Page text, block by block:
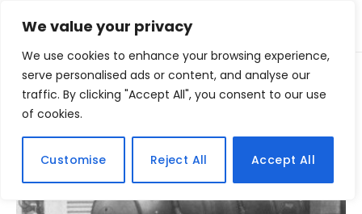
We value your privacy
We use cookies to enhance your browsing experience,
serve personalised ads or content, and analyse our
traffic. By clicking "Accept All", you consent to our use
of cookies.
Customise Reject All Accept All
Home » Posts Tagged "bombas"
BROWSING: